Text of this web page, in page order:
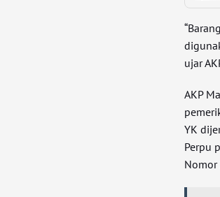
ujar
AKP
YK
Perpu
Nomor